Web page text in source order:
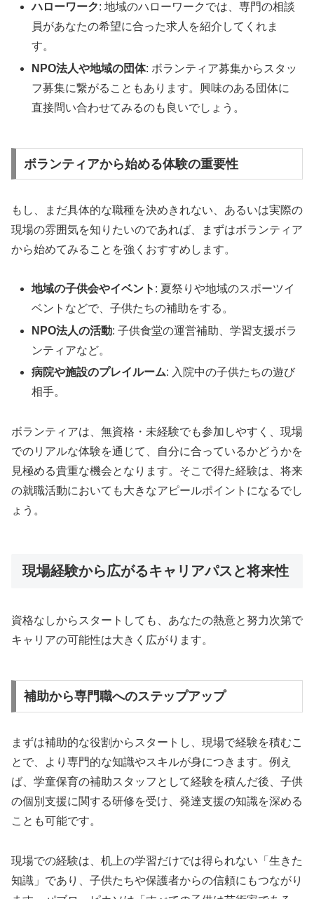
ハローワーク: 地域のハローワークでは、専門の相談
員があなたの希望に合った求人を紹介してくれま
す。
NPO法人や地域の団体: ボランティア募集からスタッ
フ募集に繋がることもあります。興味のある団体に
直接問い合わせてみるのも良いでしょう。
ボランティアから始める体験の重要性
もし、まだ具体的な職種を決めきれない、あるいは実際の
現場の雰囲気を知りたいのであれば、まずはボランティア
から始めてみることを強くおすすめします。
地域の子供会やイベント : 夏祭りや地域のスポーツイ
ベントなどで、子供たちの補助をする。
NPO法人の活動: 子供食堂の運営補助、学習支援ボラ
ンティアなど。
病院や施設のプレイルーム: 入院中の子供たちの遊び
相手。
ボランティアは、無資格・未経験でも参加しやすく、現場
でのリアルな体験を通じて、自分に合っているかどうかを
見極める貴重な機会となります。そこで得た経験は、将来
の就職活動においても大きなアピールポイントになるでし
ょう。
現場経験から広がるキャリアパスと将来性
資格なしからスタートしても、あなたの熱意と努力次第で
キャリアの可能性は大きく広がります。
補助から専門職へのステップアップ
まずは補助的な役割からスタートし、現場で経験を積むこ
とで、より専門的な知識やスキルが身につきます。例え
ば、学童保育の補助スタッフとして経験を積んだ後、子供
の個別支援に関する研修を受け、発達支援の知識を深める
ことも可能です。
現場での経験は、机上の学習だけでは得られない「生きた
知識」であり、子供たちや保護者からの信頼にもつながり